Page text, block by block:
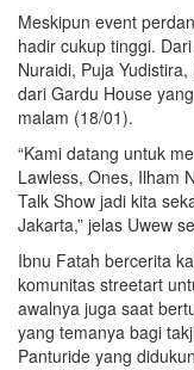
Meskipun event
hadir cukup tinggi.
Nuraidi, Puja
dari Gardu House
malam (18/01).
“Kami datang untuk
Lawless, Ones, Ilham
Talk Show jadi kita
Jakarta,” jelas Uwew
Ibnu Fatah bercerita
komunitas streetart
awalnya juga saat
yang temanya bagi
Panturide yang